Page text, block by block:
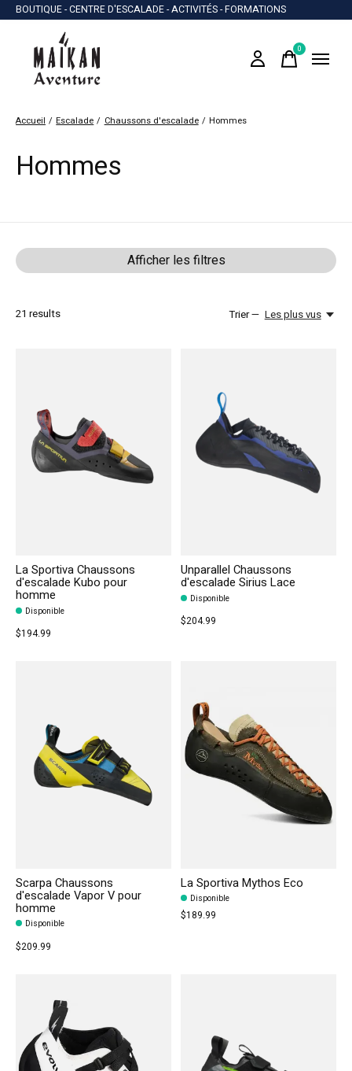
BOUTIQUE - CENTRE D'ESCALADE - ACTIVITÉS - FORMATIONS
0items
Accueil / Escalade / Chaussons d'escalade / Hommes
Hommes
Afficher les filtres
21 results Trier — Les plus vus
La Sportiva Chaussons
d'escalade Kubo pour
homme
Disponible
$194.99
Unparallel Chaussons
d'escalade Sirius Lace
Disponible
$204.99
Scarpa Chaussons
d'escalade Vapor V pour
homme
Disponible
$209.99
La Sportiva Mythos Eco
Disponible
$189.99